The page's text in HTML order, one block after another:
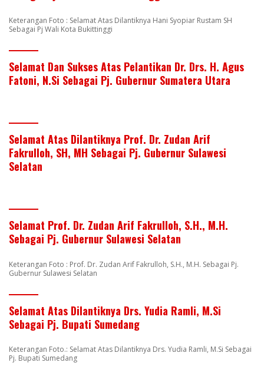
Keterangan Foto : Selamat Atas Dilantiknya Hani Syopiar Rustam SH
Sebagai Pj Wali Kota Bukittinggi
Selamat Dan Sukses Atas Pelantikan Dr. Drs. H. Agus
Fatoni, N.Si Sebagai Pj. Gubernur Sumatera Utara
Selamat Atas Dilantiknya Prof. Dr. Zudan Arif
Fakrulloh, SH, MH Sebagai Pj. Gubernur Sulawesi
Selatan
Selamat Prof. Dr. Zudan Arif Fakrulloh, S.H., M.H.
Sebagai Pj. Gubernur Sulawesi Selatan
Keterangan Foto : Prof. Dr. Zudan Arif Fakrulloh, S.H., M.H. Sebagai Pj.
Gubernur Sulawesi Selatan
Selamat Atas Dilantiknya Drs. Yudia Ramli, M.Si
Sebagai Pj. Bupati Sumedang
Keterangan Foto.: Selamat Atas Dilantiknya Drs. Yudia Ramli, M.Si Sebagai
Pj. Bupati Sumedang